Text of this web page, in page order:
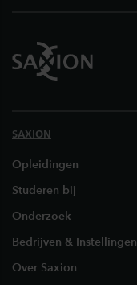
SAXION
Opleidingen
Studeren bij
Onderzoek
Bedrijven & Instellingen
Over Saxion